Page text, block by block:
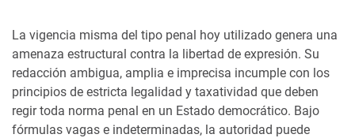
La vigencia misma del tipo penal hoy utilizado genera una
amenaza estructural contra la libertad de expresión. Su
redacción ambigua, amplia e imprecisa incumple con los
principios de estricta legalidad y taxatividad que deben
regir toda norma penal en un Estado democrático. Bajo
fórmulas vagas e indeterminadas, la autoridad puede